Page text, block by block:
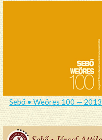
Sebő • Weöres 100 — 2013